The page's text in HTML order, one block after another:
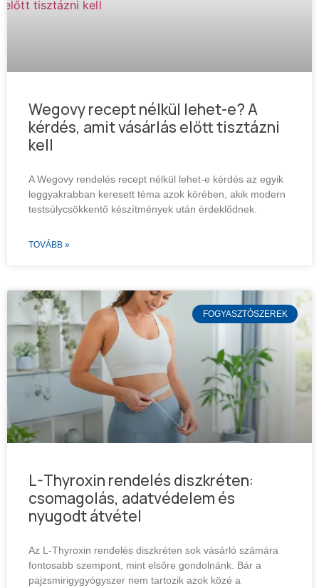
Wegovy recept nélkül lehet-e? A
kérdés, amit vásárlás előtt tisztázni
kell
A Wegovy rendelés recept nélkül lehet-e kérdés az egyik
leggyakrabban keresett téma azok körében, akik modern
testsúlycsökkentő készítmények után érdeklődnek.
TOVÁBB »
FOGYASZTÓSZEREK
L-Thyroxin rendelés diszkréten:
csomagolás, adatvédelem és
nyugodt átvétel
Az L-Thyroxin rendelés diszkréten sok vásárló számára
fontosabb szempont, mint elsőre gondolnánk. Bár a
pajzsmirigygyógyszer nem tartozik azok közé a